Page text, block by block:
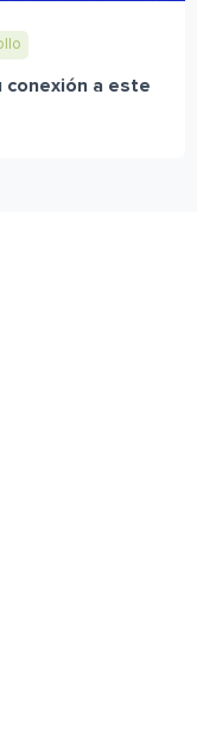
conexión a este